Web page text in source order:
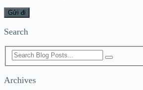
Search
Archives